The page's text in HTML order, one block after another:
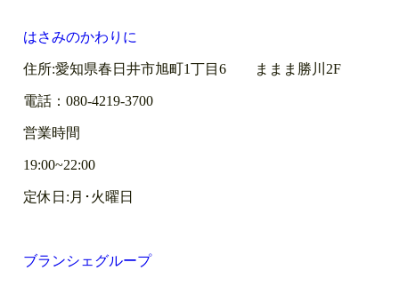
はさみのかわりに
住所:愛知県春日井市旭町1丁目6 ままま勝川2F
電話：080-4219-3700
営業時間
19:00~22:00
定休日:月･火曜日
ブランシェグループ